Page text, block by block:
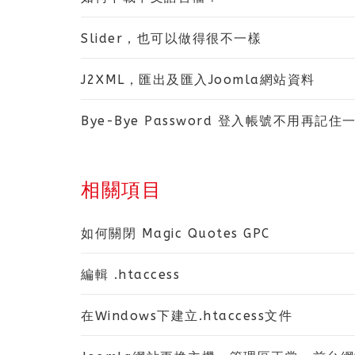
Slider，也可以做得很不一樣
J2XML，匯出及匯入Joomla網站資料
Bye-Bye Password 登入帳號不用再記住
相關項目
如何關閉 Magic Quotes GPC
編輯 .htaccess
在Windows下建立.htaccess文件